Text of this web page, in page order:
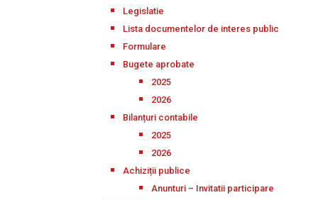
Legislatie
Lista documentelor de interes public
Formulare
Bugete aprobate
2025
2026
Bilanțuri contabile
2025
2026
Achiziții publice
Anunturi – Invitatii participare